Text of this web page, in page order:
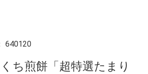
640120
ち煎餅「超特選たまり